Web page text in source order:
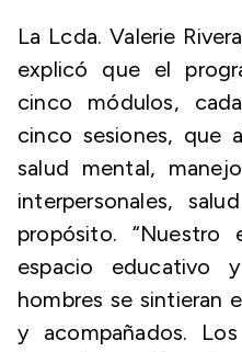
La Lcda. Valerie
explicó que el
cinco módulos,
cinco sesiones, que
salud mental,
interpersonales,
propósito.
espacio educativo
hombres se sintieran
y acompañados.